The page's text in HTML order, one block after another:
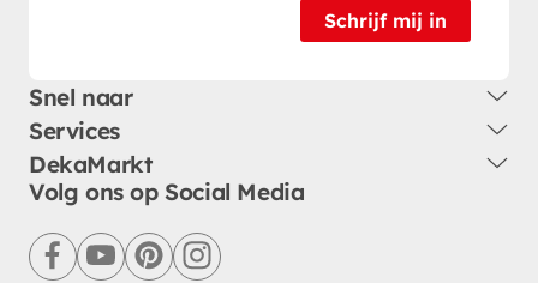
Schrijf mij in
Snel naar
Services
DekaMarkt
Volg ons op Social Media
facebookyoutubepinterestinstagram